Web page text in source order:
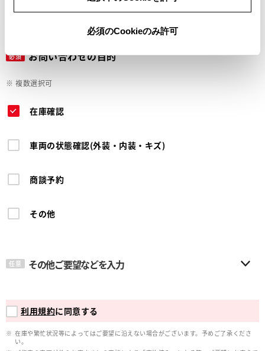
必須のCookieのみ許可
必須 お問い合わせの目的
※ 複数選択可
在庫確認
車両の状態確認(外装・内装・キズ)
商談予約
その他
任意 その他ご要望などを入力
利用規約に同意する
在庫や繁忙状況等によってはご要望に沿えない場合がございます。予めご了承くださ
い。